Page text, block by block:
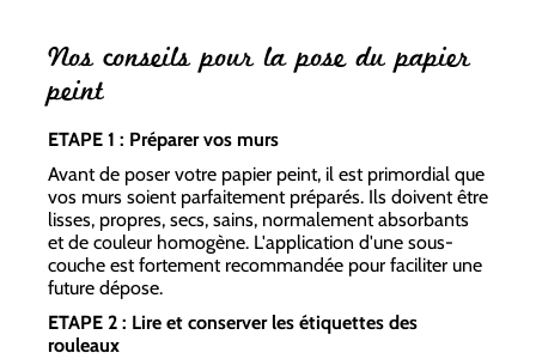
Nos conseils pour la pose du papier
peint
ETAPE 1 : Préparer vos murs
Avant de poser votre papier peint, il est primordial que
vos murs soient parfaitement préparés. Ils doivent être
lisses, propres, secs, sains, normalement absorbants
et de couleur homogène. L'application d'une sous-
couche est fortement recommandée pour faciliter une
future dépose.
ETAPE 2 : Lire et conserver les étiquettes des
rouleaux